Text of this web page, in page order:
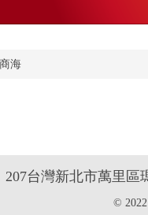
海
207台灣新北市萬里區
© 2022